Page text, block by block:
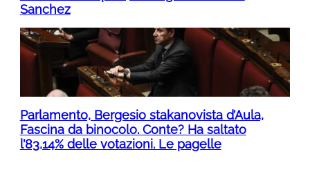
Sanchez
Parlamento, Bergesio stakanovista d’Aula,
Fascina da binocolo. Conte? Ha saltato
l’83,14% delle votazioni. Le pagelle